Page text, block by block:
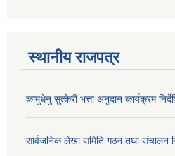
स्थानीय राजपत्र
कामुधेनु सुत्केरी भत्ता अनुदान कार्यक्रम
सार्वजनिक लेखा समिति गठन तथा संचालन